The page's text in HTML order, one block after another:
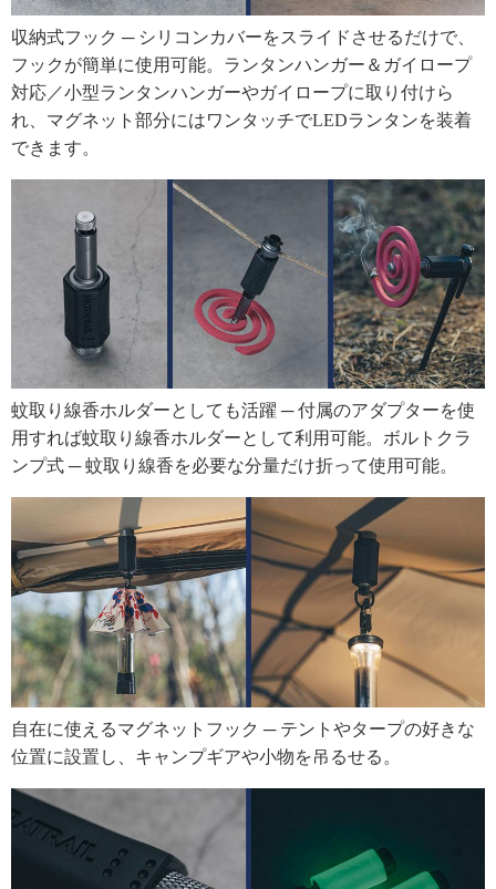
収納式フック ─ シリコンカバーをスライドさせるだけで、
フックが簡単に使用可能。ランタンハンガー＆ガイロープ
対応／小型ランタンハンガーやガイロープに取り付けら
れ、マグネット部分にはワンタッチでLEDランタンを装着
できます。
蚊取り線香ホルダーとしても活躍 ─ 付属のアダプターを使
用すれば蚊取り線香ホルダーとして利用可能。ボルトクラ
ンプ式 ─ 蚊取り線香を必要な分量だけ折って使用可能。
自在に使えるマグネットフック ─ テントやタープの好きな
位置に設置し、キャンプギアや小物を吊るせる。